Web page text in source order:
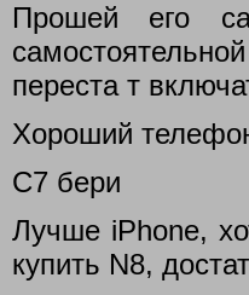
Прошей его
переста т
Хороший
С7 бери
Лучше iPhone,
купить N8,